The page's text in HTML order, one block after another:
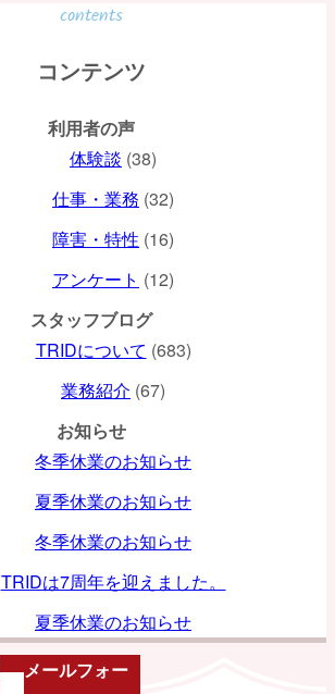
contents
コンテンツ
利用者の声
体験談 (38)
仕事・業務 (32)
障害・特性 (16)
アンケート (12)
スタッフブログ
TRIDについて (683)
業務紹介 (67)
お知らせ
冬季休業のお知らせ
夏季休業のお知らせ
冬季休業のお知らせ
TRIDは7周年を迎えました。
夏季休業のお知らせ
メールフォー